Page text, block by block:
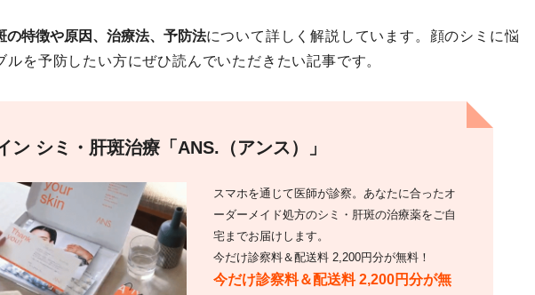
の特徴や原因、治療法、予防法について詳しく解説しています。顔のシミに悩
ルを予防したい方にぜひ読んでいただきたい記事です。
ン シミ・肝斑治療「ANS.（アンス）」
スマホを通じて医師が診察。あなたに合ったオ
ーダーメイド処方のシミ・肝斑の治療薬をご自
宅までお届けします。
今だけ診察料＆配送料 2,200円分が無料！
今だけ診察料＆配送料 2,200円分が無